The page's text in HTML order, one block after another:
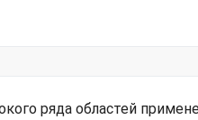
ряда областей